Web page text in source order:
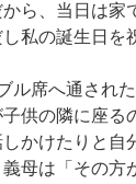
ら、当日は
私の誕生日
ル席へ通され
供の隣に座
かけたりと
母は「その方